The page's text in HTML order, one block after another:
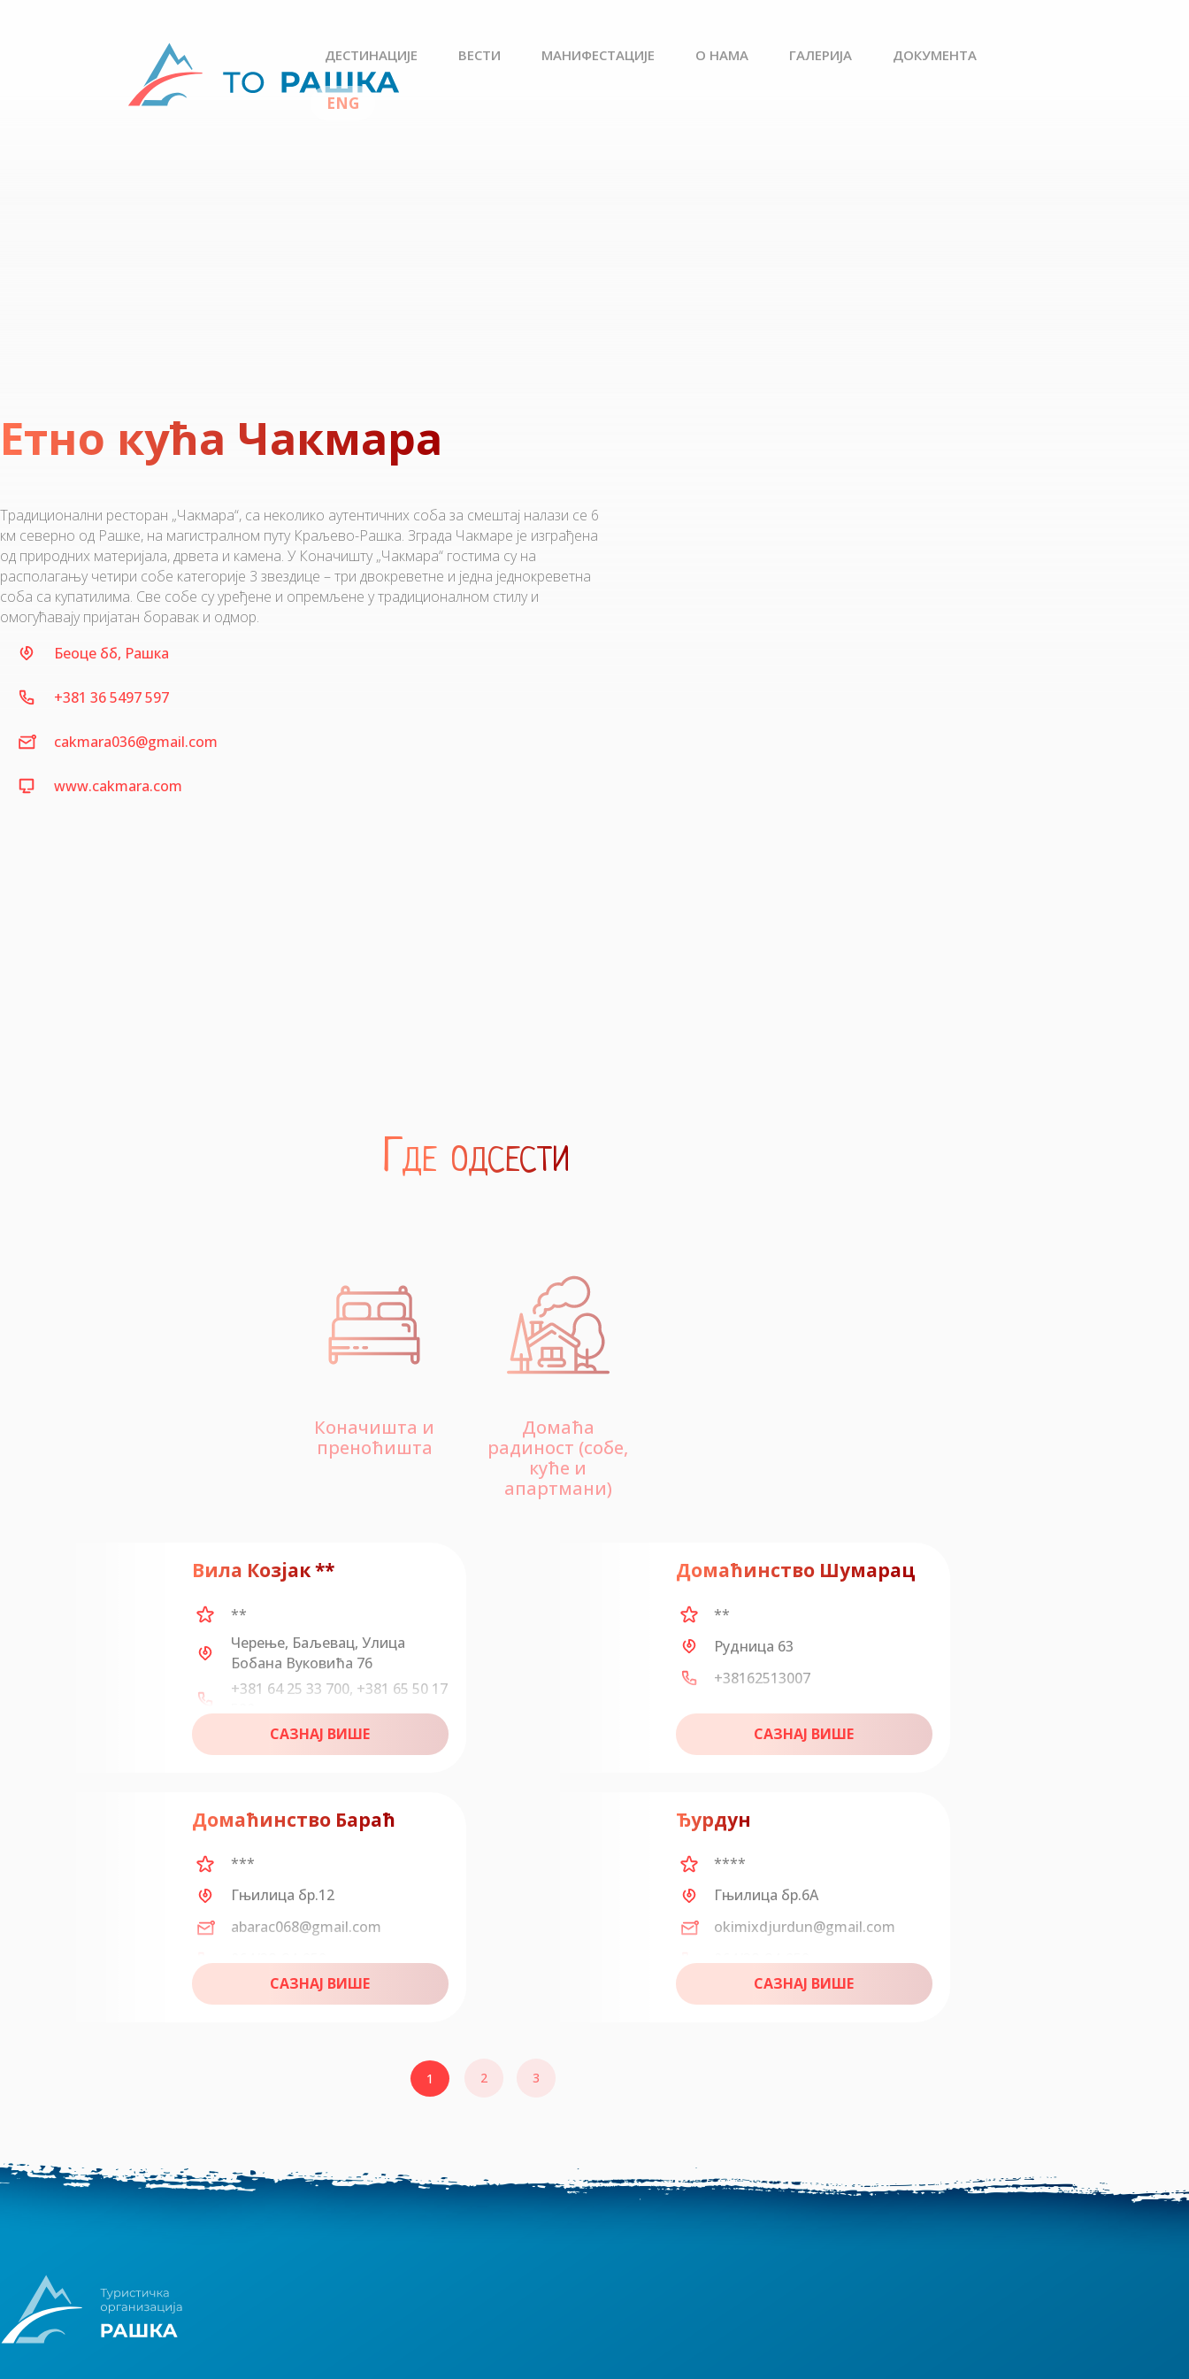
ДЕСТИНАЦИЈЕ ВЕСТИ МАНИФЕСТАЦИЈЕ О НАМА ГАЛЕРИЈА ДОКУМЕНТА
Етно кућа Чакмара
Традиционални ресторан „Чакмара“, са неколико аутентичних соба за смештај налази се 6
км северно од Рашке, на магистралном путу Краљево-Рашка. Зграда Чакмаре је изграђена
од природних материјала, дрвета и камена. У Коначишту „Чакмара“ гостима су на
располагању четири собе категорије 3 звездице – три двокреветне и једна једнокреветна
соба са купатилима. Све собе су уређене и опремљене у традиционалном стилу и
омогућавају пријатан боравак и одмор.
Беоце бб, Рашка
+381 36 5497 597
cakmara036@gmail.com
www.cakmara.com
Где одсести
Коначишта и
преноћишта
Домаћа
радиност (собе,
куће и
апартмани)
Вила Козјак **
**
Черење, Баљевац, Улица
Бобана Вуковића 76
+381 64 25 33 700, +381 65 50 17
520
vukovic.andjela@gmail.com
САЗНАЈ ВИШЕ
Домаћинство Шумарац
**
Рудница 63
+38162513007
САЗНАЈ ВИШЕ
Домаћинство Бараћ
***
Гњилица бр.12
abarac068@gmail.com
064/38-84-959
САЗНАЈ ВИШЕ
Ђурдун
****
Гњилица бр.6А
okimixdjurdun@gmail.com
064/38-84-959
САЗНАЈ ВИШЕ
1 2 3
Пешачке туре